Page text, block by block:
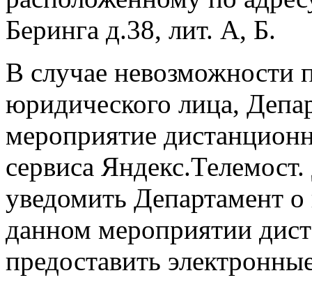
Беринга д.38, лит. А, Б.
В случае невозможности
юридического лица,
мероприятие
сервиса
уведомить Департамент
данном мероприятии
предоставить